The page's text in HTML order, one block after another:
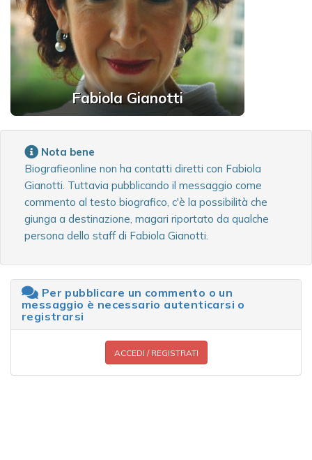
Fabiola Gianotti
Nota bene
Biografieonline non ha contatti diretti con Fabiola
Gianotti. Tuttavia pubblicando il messaggio come
commento al testo biografico, c'è la possibilità che
giunga a destinazione, magari riportato da qualche
persona dello staff di Fabiola Gianotti.
Per pubblicare un commento o un
messaggio è necessario autenticarsi o
registrarsi
ACCEDI / REGISTRATI